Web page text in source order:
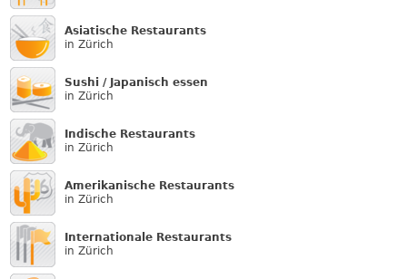
Asiatische Restaurants
in Zürich
Sushi / Japanisch essen
in Zürich
Indische Restaurants
in Zürich
Amerikanische Restaurants
in Zürich
Internationale Restaurants
in Zürich